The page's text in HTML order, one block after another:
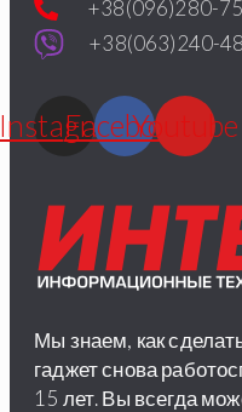
+38(096)280-
+38(063)240-
Instagram
FacebookYoutube
Мы знаем, как
гаджет снова
15 лет. Вы всегда